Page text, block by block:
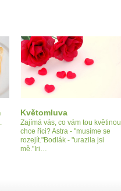
Květomluva
Zajímá vás, co vám tou květinou
chce říci? Astra - "musíme se
rozejít."Bodlák - "urazila jsi
mě."Iri…